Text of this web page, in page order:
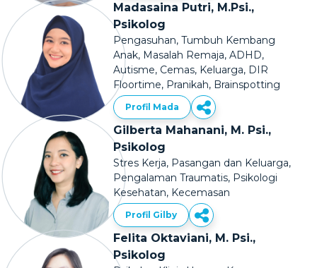
Madasaina Putri, M.Psi.,
Psikolog
Pengasuhan, Tumbuh Kembang
Anak, Masalah Remaja, ADHD,
Autisme, Cemas, Keluarga, DIR
Floortime, Pranikah, Brainspotting
Profil Mada
Gilberta Mahanani, M. Psi.,
Psikolog
Stres Kerja, Pasangan dan Keluarga,
Pengalaman Traumatis, Psikologi
Kesehatan, Kecemasan
Profil Gilby
Felita Oktaviani, M. Psi.,
Psikolog